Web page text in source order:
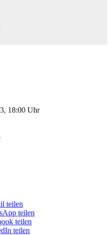
18:00 Uhr
teilen
teilen
teilen
teilen